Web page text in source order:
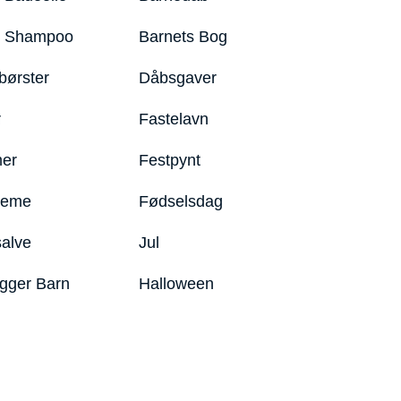
Shampoo
Barn
Barnets Bog
Dåbsgaver
Fastelavn
Festpynt
Fødselsdag
Jul
Halloween